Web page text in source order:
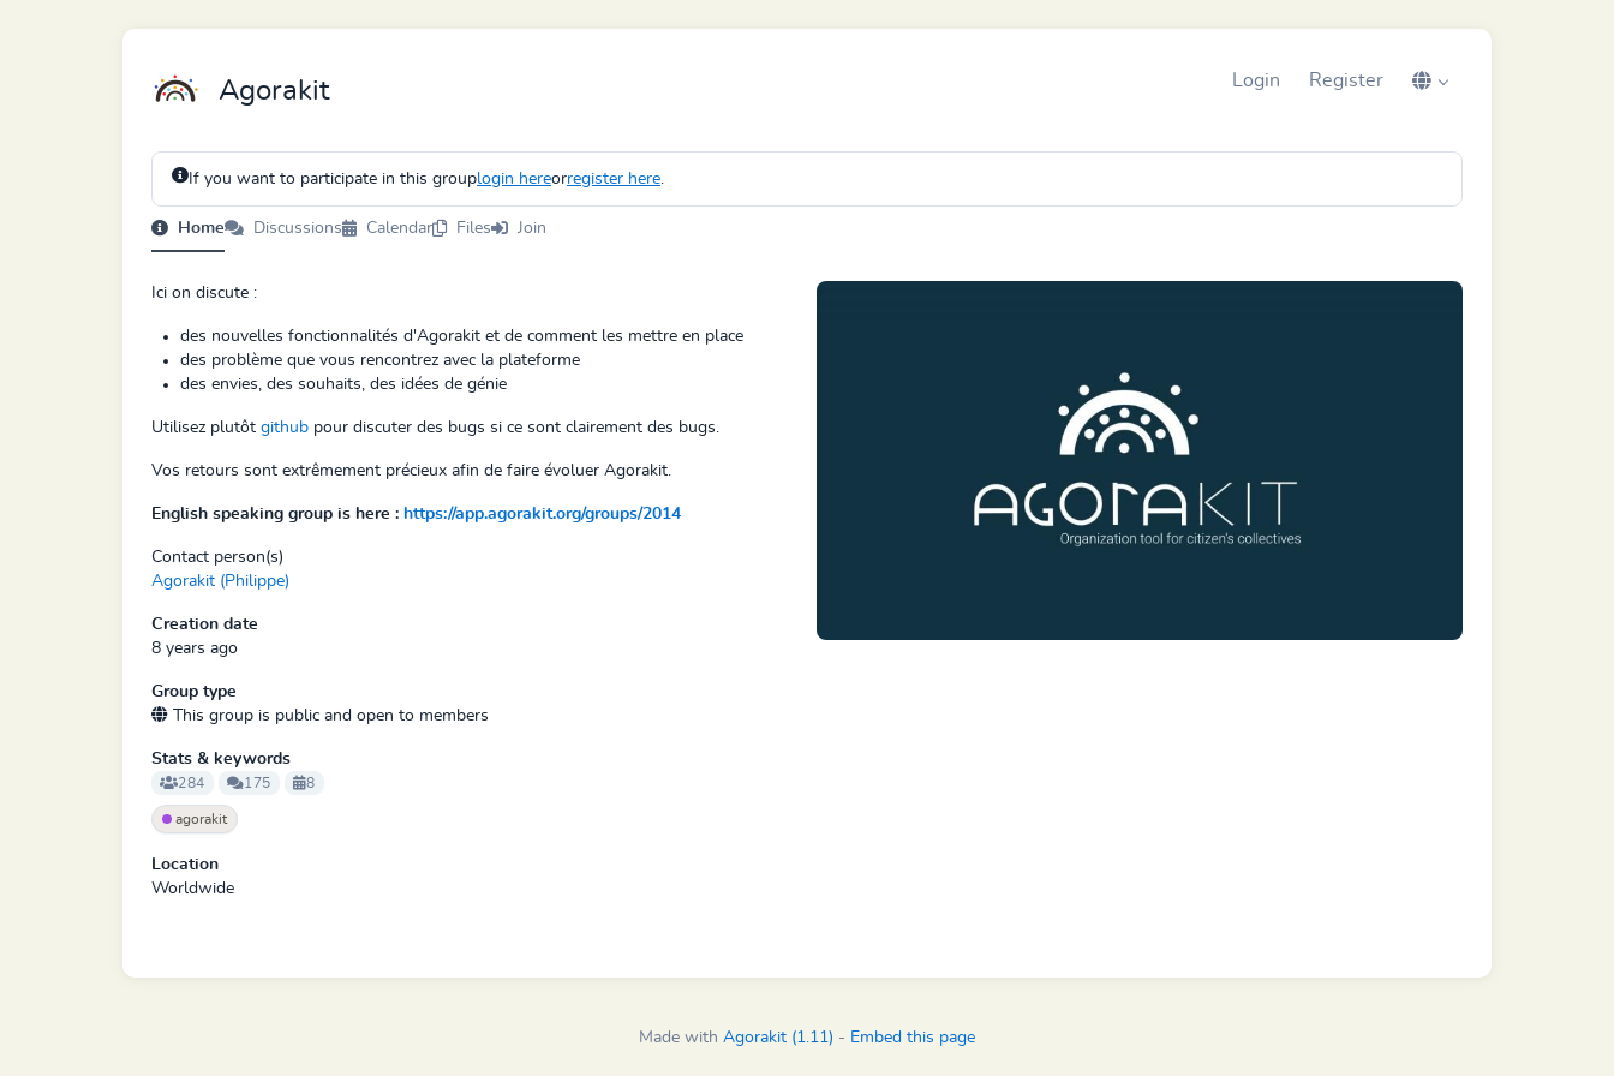
Agorakit Login Register
If you want to participate in this grouplogin hereorregister here.
Home Discussions Calendar Files Join
Ici on discute :
des nouvelles fonctionnalités d'Agorakit et de comment les mettre en place
des problème que vous rencontrez avec la plateforme
des envies, des souhaits, des idées de génie
Utilisez plutôt github pour discuter des bugs si ce sont clairement des bugs.
Vos retours sont extrêmement précieux afin de faire évoluer Agorakit.
English speaking group is here : https://app.agorakit.org/groups/2014
Contact person(s)
Agorakit (Philippe)
Creation date
8 years ago
Group type
This group is public and open to members
Stats & keywords
284 175 8
agorakit
Location
Worldwide
Made with Agorakit (1.11) - Embed this page